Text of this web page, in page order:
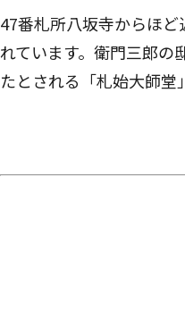
47番札所八坂寺からほ
れています。衛門三郎の
たとされる「札始大師堂